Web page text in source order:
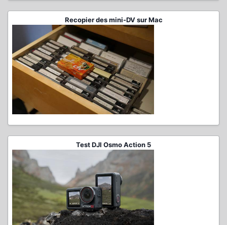
Recopier des mini-DV sur Mac
Test DJI Osmo Action 5